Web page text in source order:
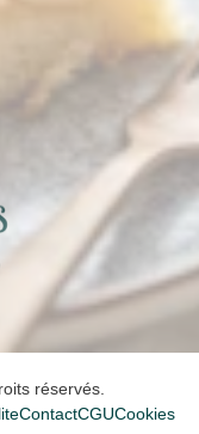
réservés.
ContactCGUCookies